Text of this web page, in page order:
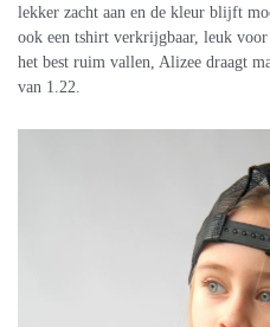
lekker zacht aan en de kleur blijft
ook een tshirt verkrijgbaar, leuk
het best ruim vallen, Alizee draagt
van 1.22.